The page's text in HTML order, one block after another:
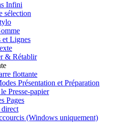
Infini
sélection
et Lignes
& Rétablir
flottante
Présentation et Préparation
Presse-papier
Pages
direct
(Windows uniquement)